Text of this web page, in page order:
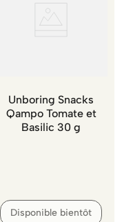
Unboring Snacks
Qampo Tomate et
Basilic 30 g
Disponible bientôt